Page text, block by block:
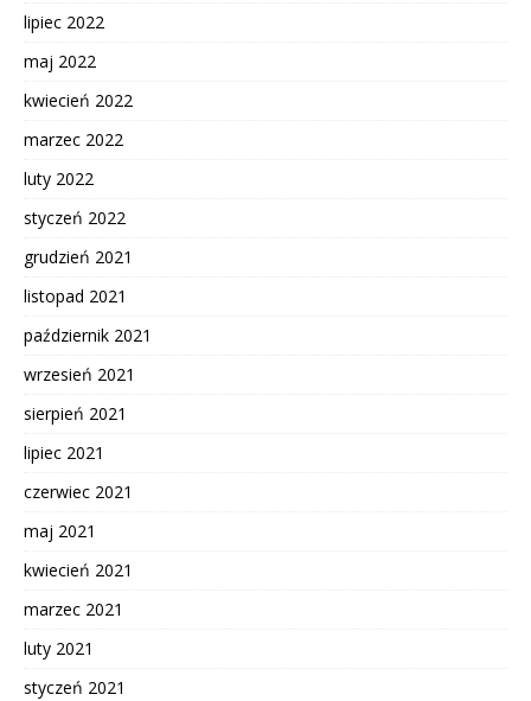
lipiec 2022
maj 2022
kwiecień 2022
marzec 2022
luty 2022
styczeń 2022
grudzień 2021
listopad 2021
październik 2021
wrzesień 2021
sierpień 2021
lipiec 2021
czerwiec 2021
maj 2021
kwiecień 2021
marzec 2021
luty 2021
styczeń 2021